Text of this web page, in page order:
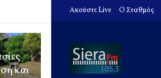
και
Ακούστε Live O Σταθμός